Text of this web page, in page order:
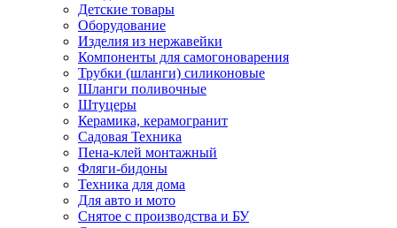
Детские товары
Оборудование
Изделия из нержавейки
Компоненты для самогоноварения
Трубки (шланги) силиконовые
Шланги поливочные
Штуцеры
Керамика, керамогранит
Садовая Техника
Пена-клей монтажный
Фляги-бидоны
Техника для дома
Для авто и мото
Снятое с производства и БУ